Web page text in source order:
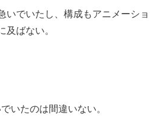
いでいたし、構成もアニメーショ
及ばない。
いたのは間違いない。